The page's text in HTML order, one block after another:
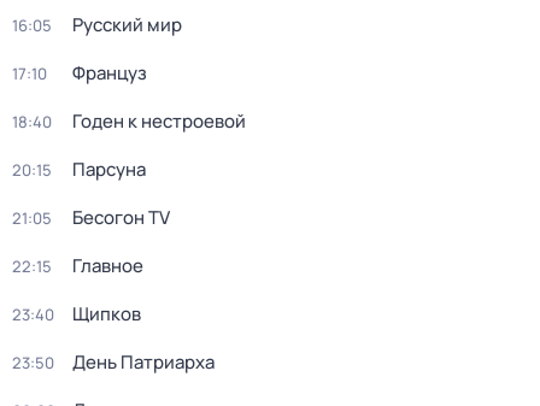
16:05 Русский мир
17:10 Француз
18:40 Годен к нестроевой
20:15 Парсуна
21:05 Бесогон TV
22:15 Главное
23:40 Щипков
23:50 День Патриарха